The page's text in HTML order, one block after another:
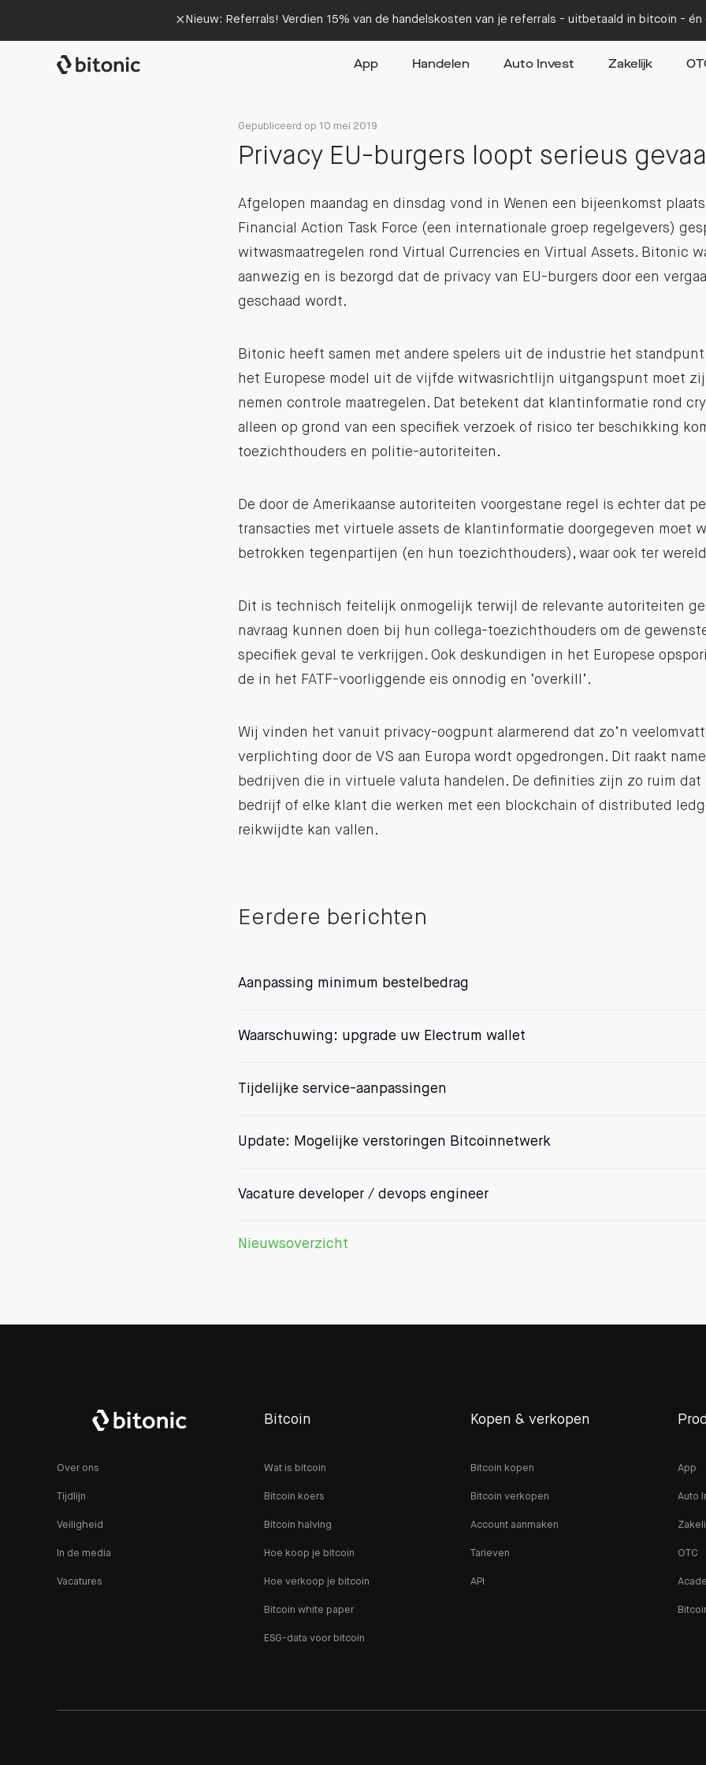
× Nieuw: Referrals! Verdien 15% van de handelskosten van je referrals - uitbetaald in bitcoin -
App Handelen Auto Invest Zakelijk
Gepubliceerd op 10 mei 2019
Privacy EU-burgers loopt serieus
Afgelopen maandag en dinsdag vond in Wenen een bijeenkomst
Financial Action Task Force (een internationale groep regelgevers)
witwasmaatregelen rond Virtual Currencies en Virtual Assets. Bitonic
aanwezig en is bezorgd dat de privacy van EU-burgers door een
geschaad wordt.
Bitonic heeft samen met andere spelers uit de industrie het
het Europese model uit de vijfde witwasrichtlijn uitgangspunt moet
nemen controle maatregelen. Dat betekent dat klantinformatie rond
alleen op grond van een specifiek verzoek of risico ter beschikking
toezichthouders en politie-autoriteiten.
De door de Amerikaanse autoriteiten voorgestane regel is echter dat
transacties met virtuele assets de klantinformatie doorgegeven moet
betrokken tegenpartijen (en hun toezichthouders), waar ook ter
Dit is technisch feitelijk onmogelijk terwijl de relevante autoriteiten
navraag kunnen doen bij hun collega-toezichthouders om de
specifiek geval te verkrijgen. Ook deskundigen in het Europese
de in het FATF-voorliggende eis onnodig en ‘overkill’.
Wij vinden het vanuit privacy-oogpunt alarmerend dat zo’n
verplichting door de VS aan Europa wordt opgedrongen. Dit raakt
bedrijven die in virtuele valuta handelen. De definities zijn zo ruim
bedrijf of elke klant die werken met een blockchain of distributed
reikwijdte kan vallen.
Eerdere berichten
Aanpassing minimum bestelbedrag
Waarschuwing: upgrade uw Electrum wallet
Tijdelijke service-aanpassingen
Update: Mogelijke verstoringen Bitcoinnetwerk
Vacature developer / devops engineer
Nieuwsoverzicht
Over ons
Tijdlijn
Veiligheid
In de media
Vacatures
Bitcoin
Wat is bitcoin
Bitcoin koers
Bitcoin halving
Hoe koop je bitcoin
Hoe verkoop je bitcoin
Bitcoin white paper
ESG-data voor bitcoin
Kopen & verkopen
Bitcoin kopen
Bitcoin verkopen
Account aanmaken
Tarieven
API
App
Auto
OTC